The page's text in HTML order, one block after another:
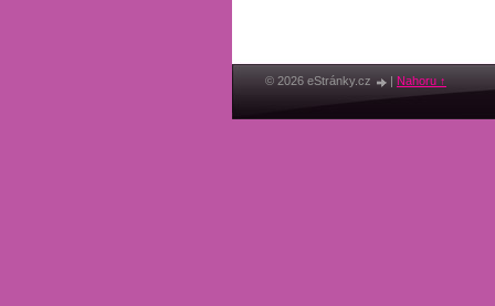
© 2026 eStránky.cz | Nahoru ↑